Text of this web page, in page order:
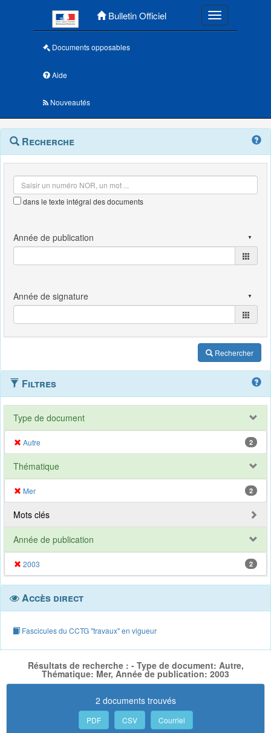
Bulletin Officiel Toggle
Documents opposables
Aide
Nouveautés
Navigation
outils
Menu
contextuel
Recherche
dans le texte intégral des documents
Rechercher
Filtres
Type de document
Autre 2
Thématique
Mer 2
Mots clés
Année de publication
2003 2
Accès direct
Fascicules du CCTG "travaux" en vigueur
Résultats de recherche : - Type de document: Autre,
Thématique: Mer, Année de publication: 2003
2 documents trouvés
PDF CSV Courriel